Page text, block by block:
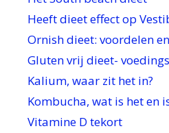
Heeft dieet effect op
Ornish dieet: voordelen
Gluten vrij dieet-
Kalium, waar zit het in?
Kombucha, wat is het en
Vitamine D tekort